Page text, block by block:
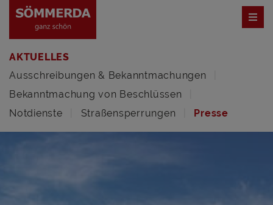
AKTUELLES
Ausschreibungen & Bekanntmachungen
Bekanntmachung von Beschlüssen
Notdienste
Straßensperrungen Presse